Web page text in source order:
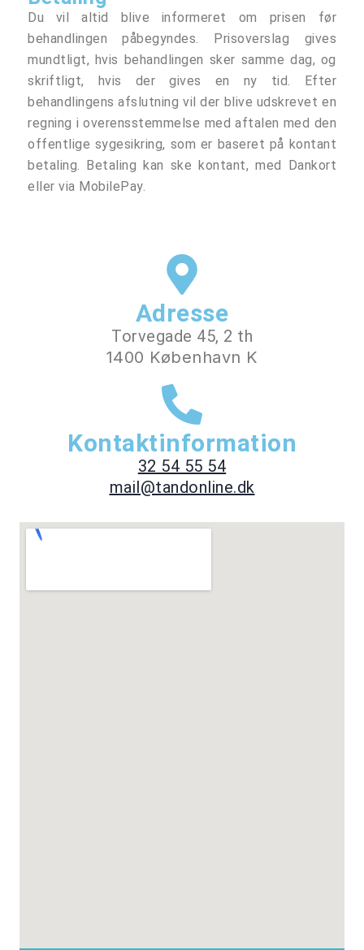
Du vil altid blive informeret om prisen før
behandlingen påbegyndes. Prisoverslag gives
mundtligt, hvis behandlingen sker samme dag, og
skriftligt, hvis der gives en ny tid. Efter
behandlingens afslutning vil der blive udskrevet en
regning i overensstemmelse med aftalen med den
offentlige sygesikring, som er baseret på kontant
betaling. Betaling kan ske kontant, med Dankort
eller via MobilePay.
Adresse
Torvegade 45, 2 th
1400 København K
Kontaktinformation
32 54 55 54
mail@tandonline.dk